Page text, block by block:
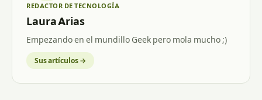
REDACTOR DE TECNOLOGÍA
Laura Arias
Empezando en el mundillo Geek pero mola mucho ;)
Sus artículos →